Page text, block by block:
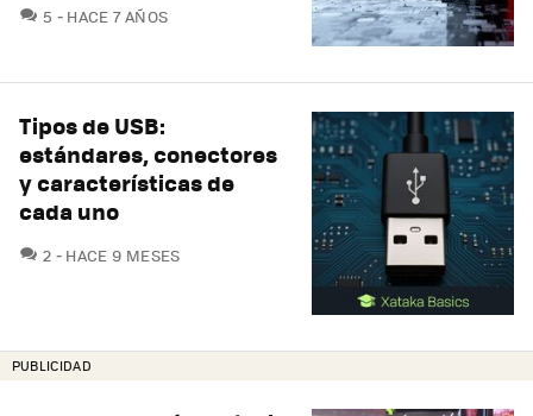
5 COMENTARIOS
HACE 7 AÑOS
Tipos de USB:
estándares, conectores
y características de
cada uno
2 COMENTARIOS
HACE 9 MESES
PUBLICIDAD